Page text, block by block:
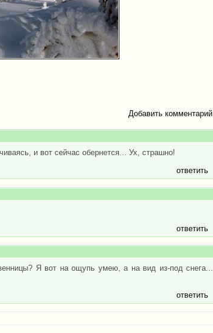
Добавить комментарий
и вот сейчас обернется... Ух, страшно!
ответить
ответить
Я вот на ощупь умею, а на вид из-под снега...
ответить